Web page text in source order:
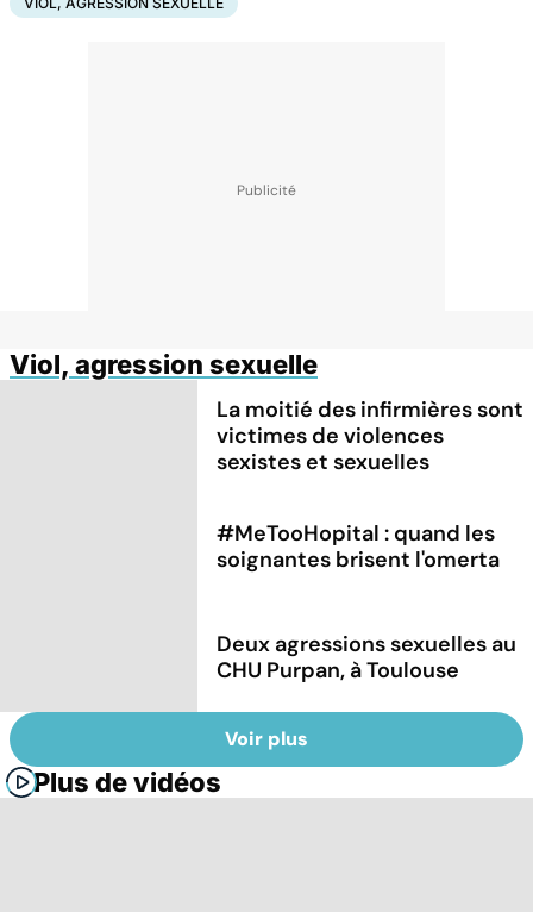
Viol, agression sexuelle
La moitié des infirmières sont
victimes de violences
sexistes et sexuelles
#MeTooHopital : quand les
soignantes brisent l'omerta
Deux agressions sexuelles au
CHU Purpan, à Toulouse
Voir plus
Plus de vidéos